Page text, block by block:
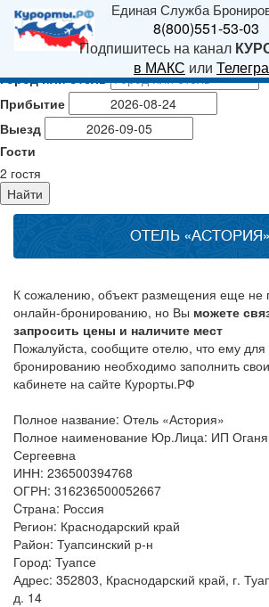
Единая Служба
8(800)551-53-03
Подпишитесь на канал
в МАКС или
Город или отель
Прибытие
Выезд
Гости
2 гостя
Найти
ОТЕЛЬ «АСТОРИЯ»
К сожалению, объект размещения еще не
онлайн-бронированию, но Вы можете
запросить цены и наличите мест
Пожалуйста, сообщите отелю, что ему
бронированию необходимо заполнить
кабинете на сайте Курорты.РФ
Полное название: Отель «Астория»
Полное наименование Юр.Лица: ИП
Сергеевна
ИНН: 236500394768
ОГРН: 316236500052667
Cтрана: Россия
Регион: Краснодарский край
Район: Туапсинский р-н
Город: Туапсе
Адрес: 352803, Краснодарский край, г.
д. 14